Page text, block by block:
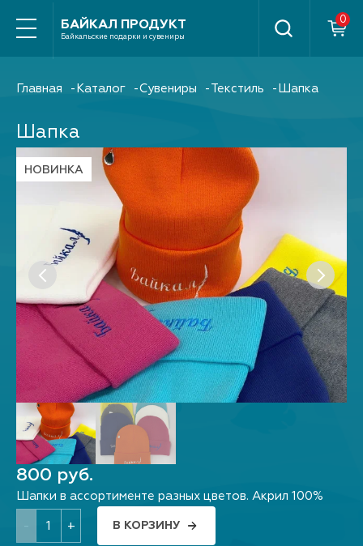
БАЙКАЛ ПРОДУКТ
Байкальские подарки и сувениры
Найти
Главная Каталог Сувениры Текстиль Шапка
НОВИНКА
Шапка
800 руб.
Шапки в ассортименте разных цветов. Акрил 100%
+ В КОРЗИНУ